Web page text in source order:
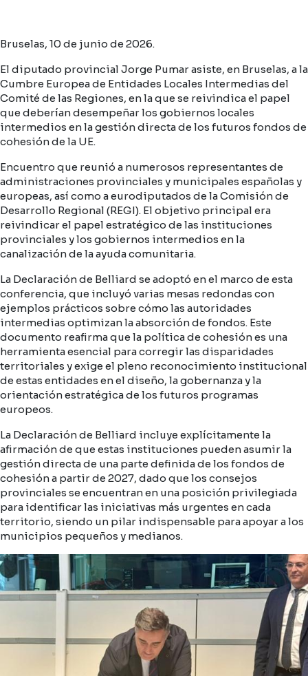
Bruselas, 10 de junio de 2026.
El diputado provincial Jorge Pumar asiste, en Bruselas, a la
Cumbre Europea de Entidades Locales Intermedias del
Comité de las Regiones, en la que se reivindica el papel
que deberían desempeñar los gobiernos locales
intermedios en la gestión directa de los futuros fondos de
cohesión de la UE.
Encuentro que reunió a numerosos representantes de
administraciones provinciales y municipales españolas y
europeas, así como a eurodiputados de la Comisión de
Desarrollo Regional (REGI). El objetivo principal era
reivindicar el papel estratégico de las instituciones
provinciales y los gobiernos intermedios en la
canalización de la ayuda comunitaria.
La Declaración de Belliard se adoptó en el marco de esta
conferencia, que incluyó varias mesas redondas con
ejemplos prácticos sobre cómo las autoridades
intermedias optimizan la absorción de fondos. Este
documento reafirma que la política de cohesión es una
herramienta esencial para corregir las disparidades
territoriales y exige el pleno reconocimiento institucional
de estas entidades en el diseño, la gobernanza y la
orientación estratégica de los futuros programas
europeos.
La Declaración de Belliard incluye explícitamente la
afirmación de que estas instituciones pueden asumir la
gestión directa de una parte definida de los fondos de
cohesión a partir de 2027, dado que los consejos
provinciales se encuentran en una posición privilegiada
para identificar las iniciativas más urgentes en cada
territorio, siendo un pilar indispensable para apoyar a los
municipios pequeños y medianos.